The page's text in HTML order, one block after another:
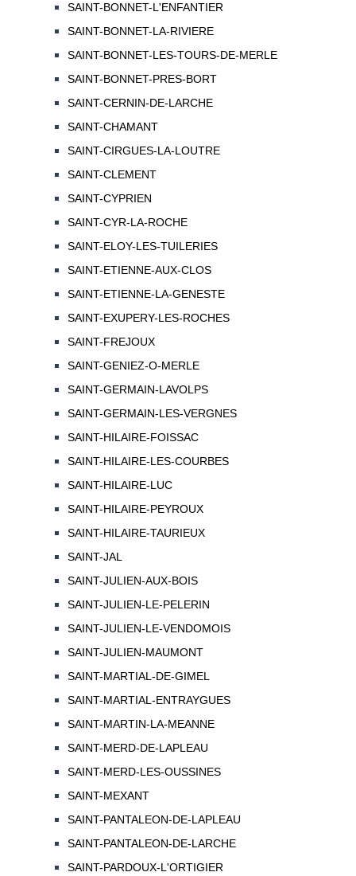
SAINT-BONNET-L'ENFANTIER
SAINT-BONNET-LA-RIVIERE
SAINT-BONNET-LES-TOURS-DE-MERLE
SAINT-BONNET-PRES-BORT
SAINT-CERNIN-DE-LARCHE
SAINT-CHAMANT
SAINT-CIRGUES-LA-LOUTRE
SAINT-CLEMENT
SAINT-CYPRIEN
SAINT-CYR-LA-ROCHE
SAINT-ELOY-LES-TUILERIES
SAINT-ETIENNE-AUX-CLOS
SAINT-ETIENNE-LA-GENESTE
SAINT-EXUPERY-LES-ROCHES
SAINT-FREJOUX
SAINT-GENIEZ-O-MERLE
SAINT-GERMAIN-LAVOLPS
SAINT-GERMAIN-LES-VERGNES
SAINT-HILAIRE-FOISSAC
SAINT-HILAIRE-LES-COURBES
SAINT-HILAIRE-LUC
SAINT-HILAIRE-PEYROUX
SAINT-HILAIRE-TAURIEUX
SAINT-JAL
SAINT-JULIEN-AUX-BOIS
SAINT-JULIEN-LE-PELERIN
SAINT-JULIEN-LE-VENDOMOIS
SAINT-JULIEN-MAUMONT
SAINT-MARTIAL-DE-GIMEL
SAINT-MARTIAL-ENTRAYGUES
SAINT-MARTIN-LA-MEANNE
SAINT-MERD-DE-LAPLEAU
SAINT-MERD-LES-OUSSINES
SAINT-MEXANT
SAINT-PANTALEON-DE-LAPLEAU
SAINT-PANTALEON-DE-LARCHE
SAINT-PARDOUX-L'ORTIGIER